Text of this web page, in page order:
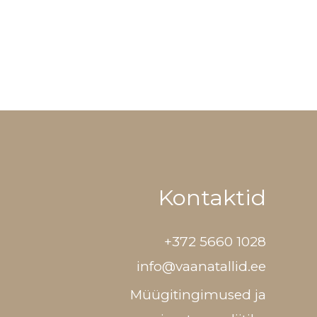
Kontaktid
+372 5660 1028
info@vaanatallid.ee
Müügitingimused ja